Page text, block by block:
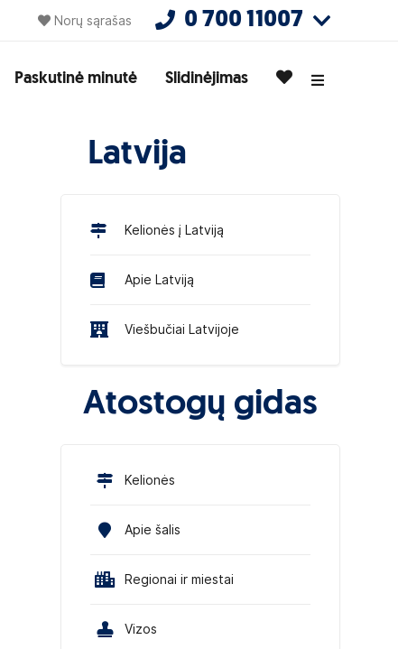
Norų sąrašas 0 700 11007
Paskutinė minutė Slidinėjimas
Latvija
Kelionės į Latviją
Apie Latviją
Viešbučiai Latvijoje
Atostogų gidas
Kelionės
Apie šalis
Regionai ir miestai
Vizos